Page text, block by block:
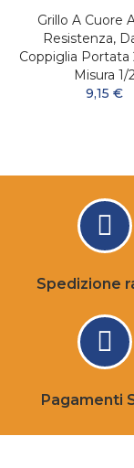
Grillo A Cuore
Resistenza,
Coppiglia
Misura 1/2
9,15 €
Spedizione
Pagamenti